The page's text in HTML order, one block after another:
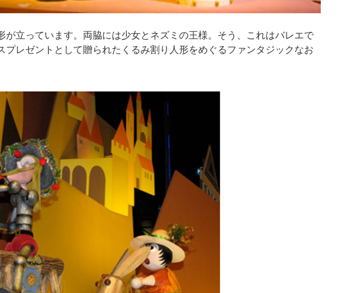
立っています。両脇には少女とネズミの王様。そう、これはバレエで
レゼントとして贈られたくるみ割り人形をめぐるファンタジックなお